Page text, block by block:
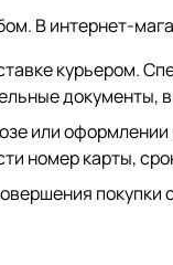
В интернет-
курьером.
документы,
или
номер карты,
покупки